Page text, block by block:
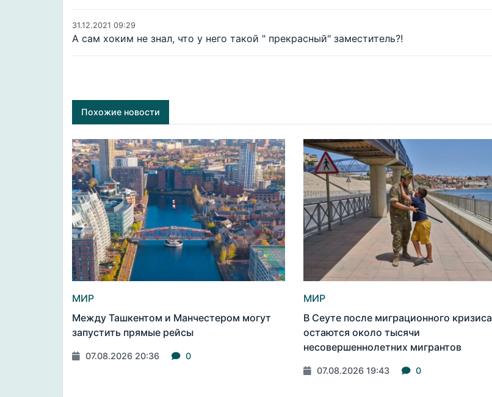
31.12.2021 09:29
А сам хоким не знал, что у него такой " прекрасный" заместитель?!
Похожие новости
МИР
Между Ташкентом и Манчестером могут
запустить прямые рейсы
07.08.2026 20:36 0
МИР
В Сеуте после миграционного кризиса
остаются около тысячи
несовершеннолетних мигрантов
07.08.2026 19:43 0